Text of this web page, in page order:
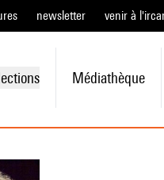
newsletter venir à
Médiathèque